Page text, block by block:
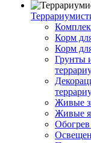
Корм
Корм
Грунты
Живые
Живые
Обогрев